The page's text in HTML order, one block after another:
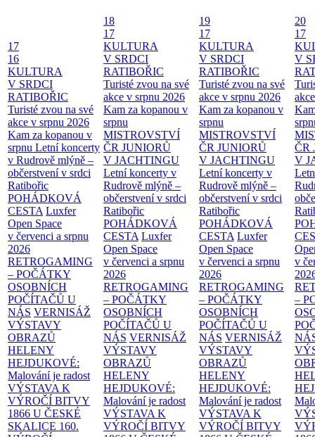
17
16
KULTURA
V SRDCI
RATIBOŘIC
Turisté zvou na své
akce v srpnu 2026
Kam za kopanou v
srpnu Letní koncerty
v Rudrově mlýně –
občerstvení v srdci
Ratibořic
POHÁDKOVÁ
CESTA Luxfer
Open Space
v červenci a srpnu
2026
RETROGAMING
– POČÁTKY
OSOBNÍCH
POČÍTAČŮ U
NÁS VERNISÁŽ
VÝSTAVY
OBRAZŮ
HELENY
HEJDUKOVÉ:
Malování je radost
VÝSTAVA K
VÝROČÍ BITVY
1866 U ČESKÉ
SKALICE 160.
18
17
KULTURA
V SRDCI
RATIBOŘIC
Turisté zvou na své
akce v srpnu 2026
Kam za kopanou v
srpnu
MISTROVSTVÍ
ČR JUNIORŮ
V JACHTINGU
Letní koncerty v
Rudrově mlýně –
občerstvení v srdci
Ratibořic
POHÁDKOVÁ
CESTA Luxfer
Open Space
v červenci a srpnu
2026
RETROGAMING
– POČÁTKY
OSOBNÍCH
POČÍTAČŮ U
NÁS VERNISÁŽ
VÝSTAVY
OBRAZŮ
HELENY
HEJDUKOVÉ:
Malování je radost
VÝSTAVA K
VÝROČÍ BITVY
19
17
KULTURA
V SRDCI
RATIBOŘIC
Turisté zvou na své
akce v srpnu 2026
Kam za kopanou v
srpnu
MISTROVSTVÍ
ČR JUNIORŮ
V JACHTINGU
Letní koncerty v
Rudrově mlýně –
občerstvení v srdci
Ratibořic
POHÁDKOVÁ
CESTA Luxfer
Open Space
v červenci a srpnu
2026
RETROGAMING
– POČÁTKY
OSOBNÍCH
POČÍTAČŮ U
NÁS VERNISÁŽ
VÝSTAVY
OBRAZŮ
HELENY
HEJDUKOVÉ:
Malování je radost
VÝSTAVA K
VÝROČÍ BITVY
20
17
V
ČR
V
v
–